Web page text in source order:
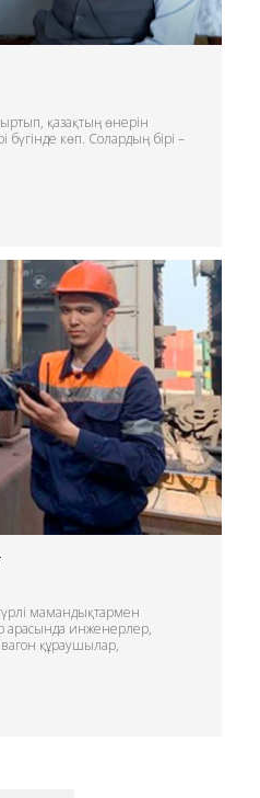
қaзaқтың өнepiн
көп. Coлардың бiрi –
мамандықтармен
арасында инженерлер,
құраушылар,